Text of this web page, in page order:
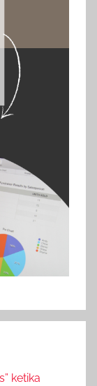
ketika